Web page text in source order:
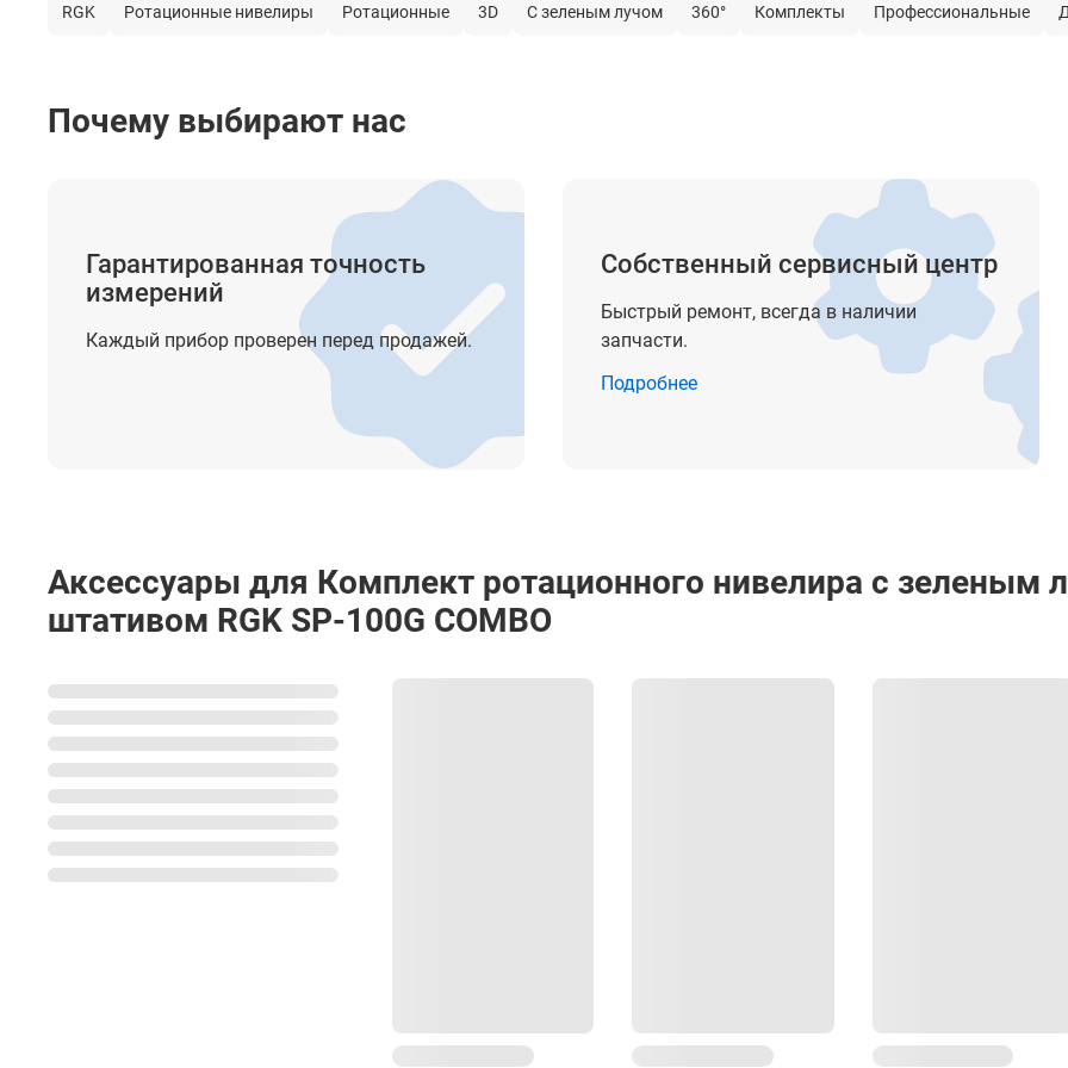
Крепление на штатив
Класс лазера 2
Длина волны 515 нм
< 1 мВт
Температура хранения
Размеры
RGK Ротационные нивелиры Ротационные 3D С зеленым лучом 360° Комплекты Профессиональные
Почему выбирают нас
Гарантированная точность
измерений
Каждый прибор проверен перед продажей.
Собственный сервисный центр
Быстрый ремонт, всегда в наличии
запчасти.
Подробнее
Аксессуары для Комплект ротационного нивелира с
штативом RGK SP-100G COMBO